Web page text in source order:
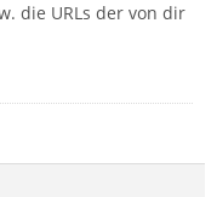
die URLs der von dir